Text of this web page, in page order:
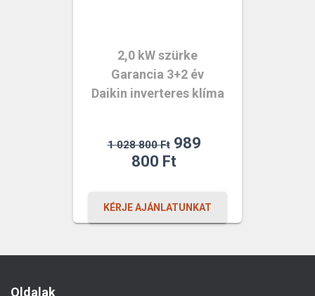
2,0 kW szürke
Garancia 3+2 év
Daikin inverteres klíma
1 028 800Ft Original
price
028
989
800 Ft
989
KÉRJE AJÁNLATUNKAT
Oldalak